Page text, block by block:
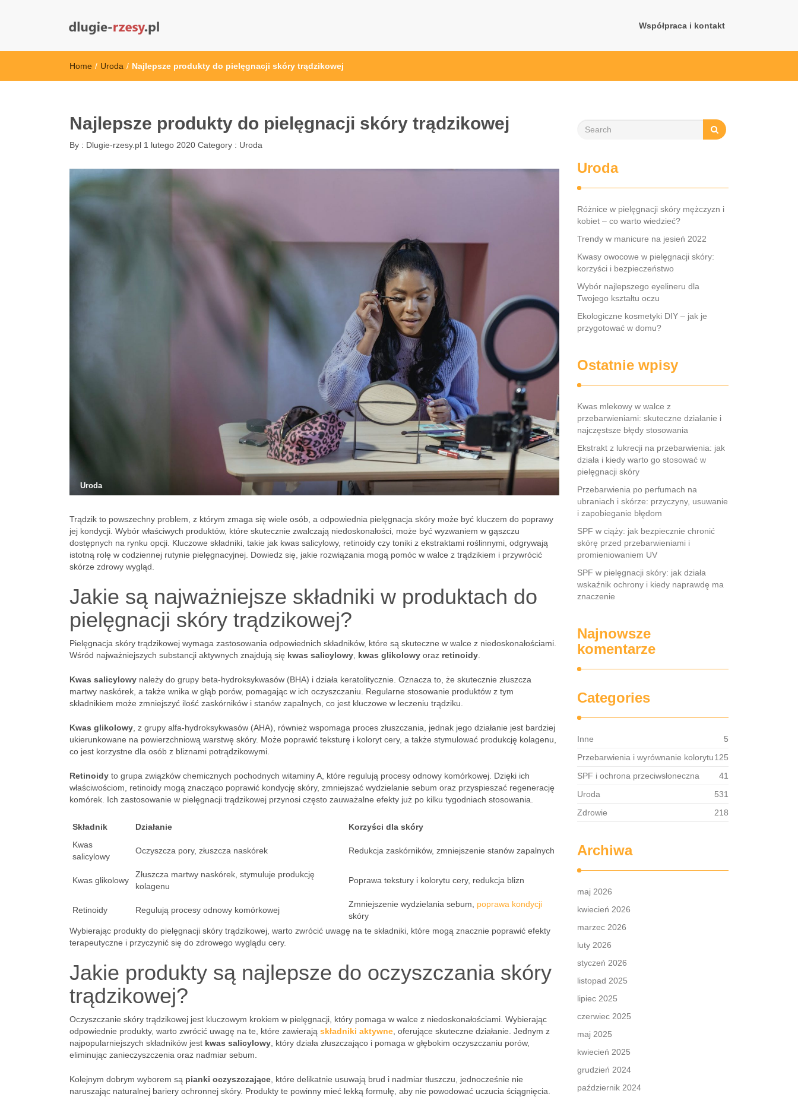
Współpraca i kontakt
Home / Uroda / Najlepsze produkty do pielęgnacji skóry trądzikowej
Najlepsze produkty do pielęgnacji skóry trądzikowej
By : Dlugie-rzesy.pl 1 lutego 2020 Category : Uroda
Uroda
Trądzik to powszechny problem, z którym zmaga się wiele osób, a odpowiednia pielęgnacja skóry może być kluczem do poprawy
jej kondycji. Wybór właściwych produktów, które skutecznie zwalczają niedoskonałości, może być wyzwaniem w gąszczu
dostępnych na rynku opcji. Kluczowe składniki, takie jak kwas salicylowy, retinoidy czy toniki z ekstraktami roślinnymi, odgrywają
istotną rolę w codziennej rutynie pielęgnacyjnej. Dowiedz się, jakie rozwiązania mogą pomóc w walce z trądzikiem i przywrócić
skórze zdrowy wygląd.
Jakie są najważniejsze składniki w produktach do
pielęgnacji skóry trądzikowej?
Pielęgnacja skóry trądzikowej wymaga zastosowania odpowiednich składników, które są skuteczne w walce z niedoskonałościami.
Wśród najważniejszych substancji aktywnych znajdują się kwas salicylowy kwas glikolowy oraz retinoidy
Kwas salicylowy należy do grupy beta-hydroksykwasów (BHA) i działa keratolitycznie. Oznacza to, że skutecznie złuszcza
martwy naskórek, a także wnika w głąb porów, pomagając w ich oczyszczaniu. Regularne stosowanie produktów z tym
składnikiem może zmniejszyć ilość zaskórników i stanów zapalnych, co jest kluczowe w leczeniu trądziku.
Kwas glikolowy , z grupy alfa-hydroksykwasów (AHA), również wspomaga proces złuszczania, jednak jego działanie jest bardziej
ukierunkowane na powierzchniową warstwę skóry. Może poprawić teksturę i koloryt cery, a także stymulować produkcję kolagenu,
co jest korzystne dla osób z bliznami potrądzikowymi.
Retinoidy to grupa związków chemicznych pochodnych witaminy A, które regulują procesy odnowy komórkowej. Dzięki ich
właściwościom, retinoidy mogą znacząco poprawić kondycję skóry, zmniejszać wydzielanie sebum oraz przyspieszać regenerację
komórek. Ich zastosowanie w pielęgnacji trądzikowej przynosi często zauważalne efekty już po kilku tygodniach stosowania.
Składnik Działanie
Korzyści dla skóry
Kwas
salicylowy
Oczyszcza pory, złuszcza naskórek Redukcja zaskórników, zmniejszenie stanów zapalnych
Kwas glikolowy
Złuszcza martwy naskórek, stymuluje produkcję
kolagenu
Poprawa tekstury i kolorytu cery, redukcja blizn
Retinoidy Regulują procesy odnowy komórkowej
Zmniejszenie wydzielania sebum, poprawa kondycji
skóry
Wybierając produkty do pielęgnacji skóry trądzikowej, warto zwrócić uwagę na te składniki, które mogą znacznie poprawić efekty
terapeutyczne i przyczynić się do zdrowego wyglądu cery.
Jakie produkty są najlepsze do oczyszczania skóry
trądzikowej?
Oczyszczanie skóry trądzikowej jest kluczowym krokiem w pielęgnacji, który pomaga w walce z niedoskonałościami. Wybierając
odpowiednie produkty, warto zwrócić uwagę na te, które zawierają składniki aktywne , oferujące skuteczne działanie. Jednym z
najpopularniejszych składników jest kwas salicylowy , który działa złuszczająco i pomaga w głębokim oczyszczaniu porów,
eliminując zanieczyszczenia oraz nadmiar sebum.
Kolejnym dobrym wyborem są pianki oczyszczające , które delikatnie usuwają brud i nadmiar tłuszczu, jednocześnie nie
naruszając naturalnej bariery ochronnej skóry. Produkty te powinny mieć lekką formułę, aby nie powodować uczucia ściągnięcia.
Uroda
Różnice w pielęgnacji skóry mężczyzn i
kobiet – co warto wiedzieć?
Trendy w manicure na jesień 2022
Kwasy owocowe w pielęgnacji skóry:
korzyści i bezpieczeństwo
Wybór najlepszego eyelineru dla
Twojego kształtu oczu
Ekologiczne kosmetyki DIY – jak je
przygotować w domu?
Ostatnie wpisy
Kwas mlekowy w walce z
przebarwieniami: skuteczne działanie i
najczęstsze błędy stosowania
Ekstrakt z lukrecji na przebarwienia: jak
działa i kiedy warto go stosować w
pielęgnacji skóry
Przebarwienia po perfumach na
ubraniach i skórze: przyczyny, usuwanie
i zapobieganie błędom
SPF w ciąży: jak bezpiecznie chronić
skórę przed przebarwieniami i
promieniowaniem UV
SPF w pielęgnacji skóry: jak działa
wskaźnik ochrony i kiedy naprawdę ma
znaczenie
Najnowsze
komentarze
Categories
Inne
5
Przebarwienia i wyrównanie kolorytu125
SPF i ochrona przeciwsłoneczna
41
Uroda
531
Zdrowie
218
Archiwa
maj 2026
kwiecień 2026
marzec 2026
luty 2026
styczeń 2026
listopad 2025
lipiec 2025
czerwiec 2025
maj 2025
kwiecień 2025
grudzień 2024
październik 2024